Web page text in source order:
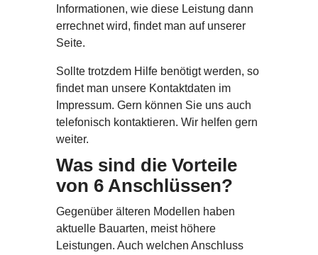
Informationen, wie diese Leistung dann
errechnet wird, findet man auf unserer
Seite.
Sollte trotzdem Hilfe benötigt werden, so
findet man unsere Kontaktdaten im
Impressum. Gern können Sie uns auch
telefonisch kontaktieren. Wir helfen gern
weiter.
Was sind die Vorteile
von 6 Anschlüssen?
Gegenüber älteren Modellen haben
aktuelle Bauarten, meist höhere
Leistungen. Auch welchen Anschluss